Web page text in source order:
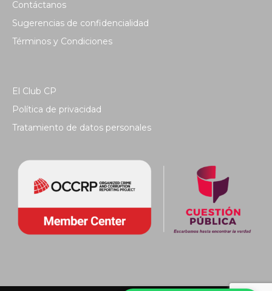
Contáctanos
Sugerencias de confidencialidad
Términos y Condiciones
El Club CP
Política de privacidad
Tratamiento de datos personales